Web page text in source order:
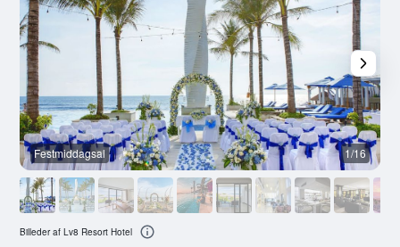
Festmiddagsal 1/16
Billeder af Lv8 Resort Hotel